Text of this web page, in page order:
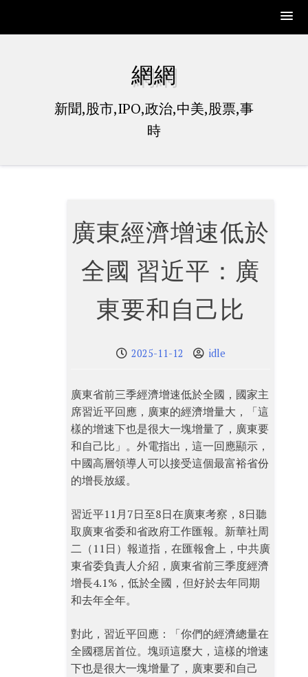
網網
新聞,股市,IPO,政治,中美,股票,事
時
廣東經濟增速低於
全國 習近平：廣
東要和自己比
2025-11-12 idle
廣東省前三季經濟增速低於全國，國家主
席習近平回應，廣東的經濟增量大，「這
樣的增速下也是很大一塊增量了，廣東要
和自己比」。外電指出，這一回應顯示，
中國高層領導人可以接受這個最富裕省份
的增長放緩。
習近平11月7日至8日在廣東考察，8日聽
取廣東省委和省政府工作匯報。新華社周
二（11日）報道指，在匯報會上，中共廣
東省委負責人介紹，廣東省前三季度經濟
增長4.1%，低於全國，但好於去年同期
和去年全年。
對此，習近平回應：「你們的經濟總量在
全國穩居首位。塊頭這麼大，這樣的增速
下也是很大一塊增量了，廣東要和自己